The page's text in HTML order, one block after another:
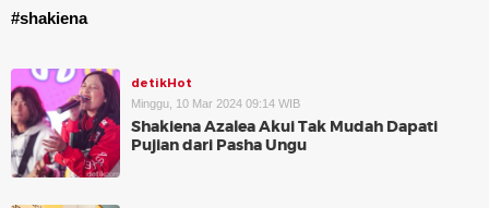
#shakiena
detikHot
Minggu, 10 Mar 2024 09:14 WIB
Shakiena Azalea Akui Tak Mudah Dapati
Pujian dari Pasha Ungu